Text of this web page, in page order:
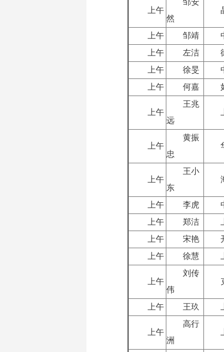
上午
邹安
然
上午 邹靖
上午
左洁
上午
徐旻
上午
何嘉
上午
王兆
远
上午
黄振
忠
上午
王小
东
上午 李虎
上午
郑洁
上午
宋艳
上午
徐慧
上午
刘传
伟
上午 王玖
上午
高行
洲